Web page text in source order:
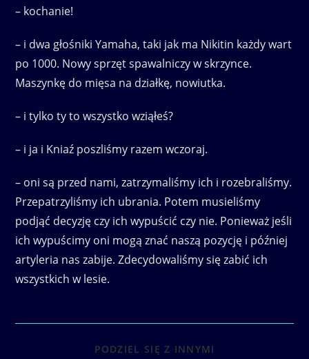
– kochanie!
– i dwa głośniki Yamaha, taki jak ma Nikitin każdy wart
po 1000. Nowy sprzęt spawalniczy w skrzynce.
Maszynkę do mięsa na działkę, nowiutka.
– i tylko ty to wszystko wziąłeś?
– i ja i Kniaź poszliśmy razem wczoraj.
– oni są przed nami, zatrzymaliśmy ich i rozebraliśmy.
Przepatrzyliśmy ich ubrania. Potem musieliśmy
podjąć decyzję czy ich wypuścić czy nie. Ponieważ jeśli
ich wypuścimy oni mogą znać naszą pozycję i później
artyleria nas zabije. Zdecydowaliśmy się zabić ich
wszystkich w lesie.
PODZIEL SIĘ Z INNYMI